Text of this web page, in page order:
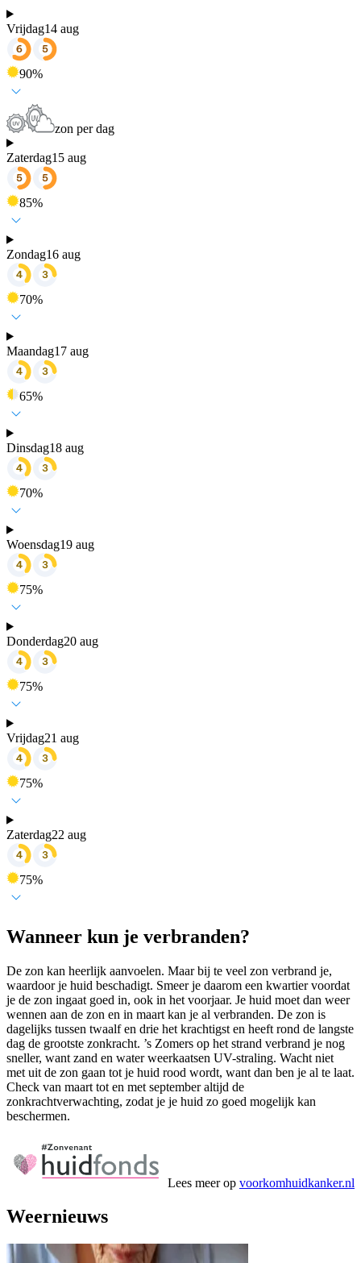
Vrijdag14 aug
90%
zon per dag
Zaterdag15 aug
85%
Zondag16 aug
70%
Maandag17 aug
65%
Dinsdag18 aug
70%
Woensdag19 aug
75%
Donderdag20 aug
75%
Vrijdag21 aug
75%
Zaterdag22 aug
75%
Wanneer kun je verbranden?
De zon kan heerlijk aanvoelen. Maar bij te veel zon verbrand je,
waardoor je huid beschadigt. Smeer je daarom een kwartier voordat
je de zon ingaat goed in, ook in het voorjaar. Je huid moet dan weer
wennen aan de zon en in maart kan je al verbranden. De zon is
dagelijks tussen twaalf en drie het krachtigst en heeft rond de langste
dag de grootste zonkracht. ’s Zomers op het strand verbrand je nog
sneller, want zand en water weerkaatsen UV-straling. Wacht niet
met uit de zon gaan tot je huid rood wordt, want dan ben je al te laat.
Check van maart tot en met september altijd de
zonkrachtverwachting, zodat je je huid zo goed mogelijk kan
beschermen.
Lees meer op voorkomhuidkanker.nl
Weernieuws